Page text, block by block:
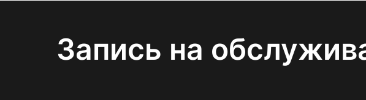
Запись на